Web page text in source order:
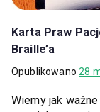
Karta Praw
Braille’a
Opublikowano28
Wiemy jak